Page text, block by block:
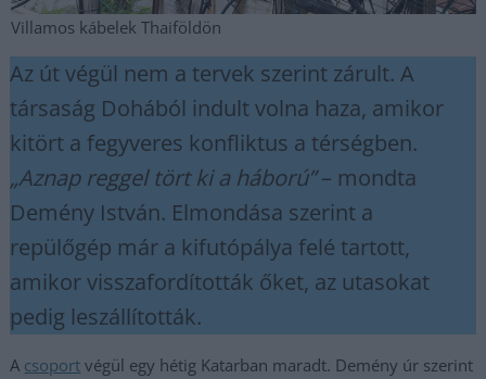
Villamos kábelek Thaiföldön
Az út végül nem a tervek szerint zárult. A
társaság Dohából indult volna haza, amikor
kitört a fegyveres konfliktus a térségben.
„Aznap reggel tört ki a háború”– mondta
Demény István. Elmondása szerint a
repülőgép már a kifutópálya felé tartott,
amikor visszafordították őket, az utasokat
pedig leszállították.
A csoport végül egy hétig Katarban maradt. Demény úr szerint